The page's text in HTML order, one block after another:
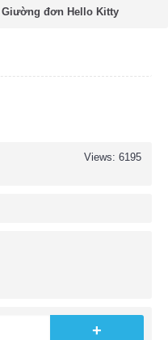
Giường đơn Hello Kitty
Views: 6195
+